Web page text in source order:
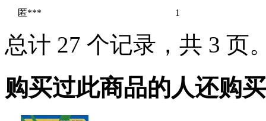
匿***
1
总计 27 个记录，共 3 页
购买过此商品的人还购